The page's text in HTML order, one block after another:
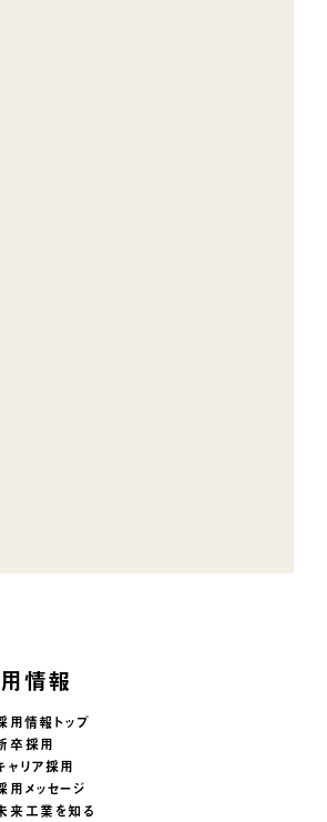
情報
用情報トップ
卒採用
ャリア採用
用メッセージ
来工業を知る